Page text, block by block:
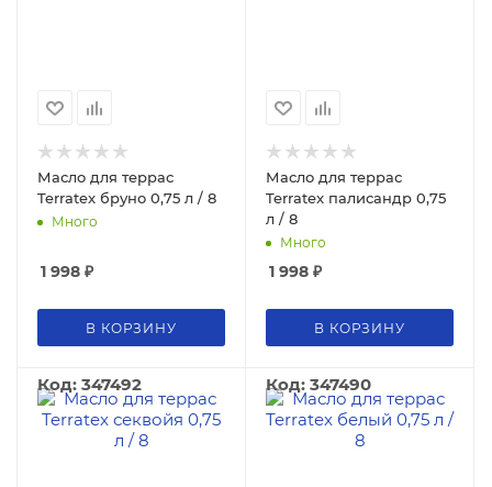
Масло для террас
Terratex бруно 0,75 л / 8
Много
1 998 ₽
В КОРЗИНУ
Масло для террас
Terratex палисандр 0,75
л / 8
Много
1 998 ₽
В КОРЗИНУ
Код: 347492 Код: 347490